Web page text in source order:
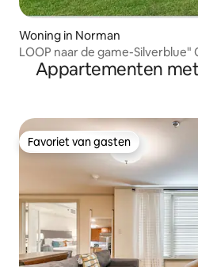
Woning in Norman
LOOP naar de game-Silverblue"
Appartementen
Favoriet van gasten
Favoriet van gasten